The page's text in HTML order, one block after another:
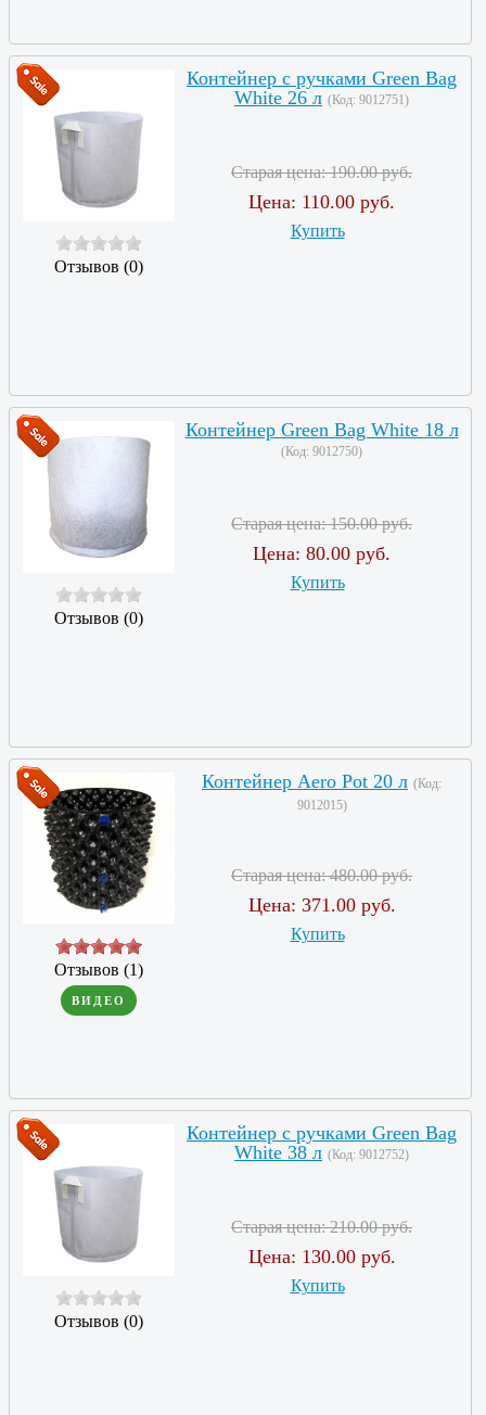
Отзывов (0)
Контейнер с ручками Green Bag
White 26 л (Код: 9012751)
Старая цена:190.00 руб.
Цена: 110.00 руб.
Купить
Отзывов (0)
Контейнер Green Bag White 18 л
(Код: 9012750)
Старая цена:150.00 руб.
Цена: 80.00 руб.
Купить
Отзывов (1)
ВИДЕО
Контейнер Aero Pot 20 л (Код:
9012015)
Старая цена:480.00 руб.
Цена: 371.00 руб.
Купить
Отзывов (0)
Контейнер с ручками Green Bag
White 38 л (Код: 9012752)
Старая цена:210.00 руб.
Цена: 130.00 руб.
Купить